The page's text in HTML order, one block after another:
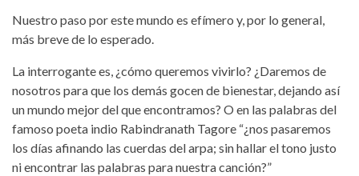
Nuestro paso por este mundo es efímero y, por lo general,
más breve de lo esperado.
La interrogante es, ¿cómo queremos vivirlo? ¿Daremos de
nosotros para que los demás gocen de bienestar, dejando así
un mundo mejor del que encontramos? O en las palabras del
famoso poeta indio Rabindranath Tagore “¿nos pasaremos
los días afinando las cuerdas del arpa; sin hallar el tono justo
ni encontrar las palabras para nuestra canción?”